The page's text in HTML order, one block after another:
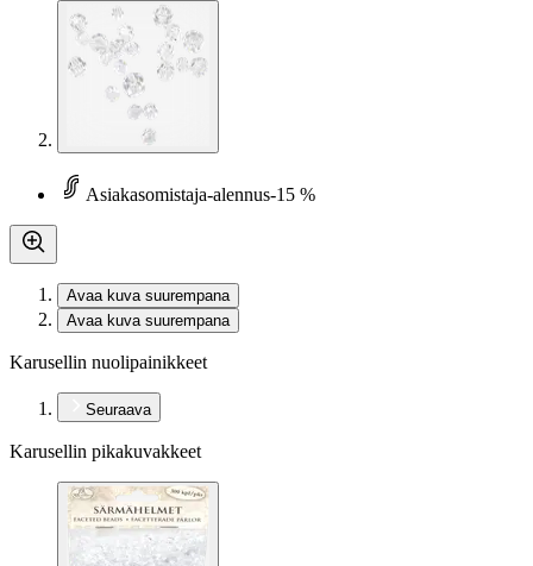
Asiakasomistaja-alennus-15 %
Avaa kuva suurempana
Avaa kuva suurempana
Karusellin nuolipainikkeet
Seuraava
Karusellin pikakuvakkeet